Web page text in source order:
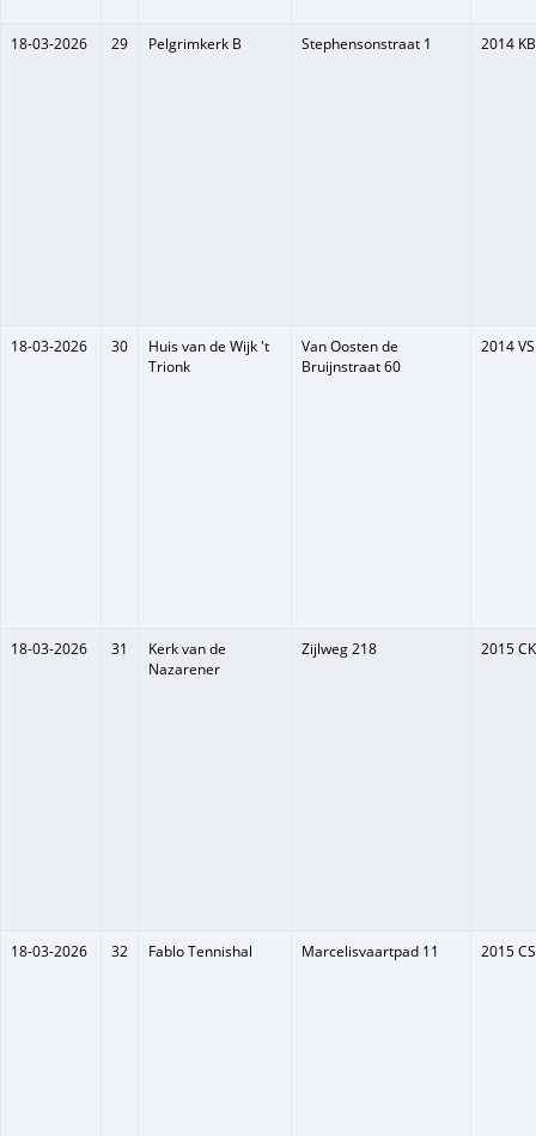
18-03-2026 29 Pelgrimkerk B Stephensonstraat 1 2014 KB
18-03-2026 30
Huis van de Wijk 't
Trionk
Van Oosten de
Bruijnstraat 60
2014 VS
18-03-2026 31
Kerk van de
Nazarener
Zijlweg 218 2015 CK
18-03-2026 32 Fablo Tennishal Marcelisvaartpad 11 2015 CS